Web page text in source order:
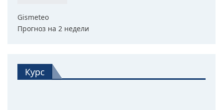
Gismeteo
Прогноз на 2 недели
Курс